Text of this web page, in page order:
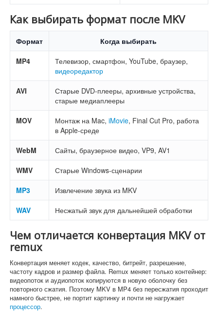
Как выбирать формат после MKV
Формат Когда выбирать
MP4
Телевизор, смартфон, YouTube, браузер,
видеоредактор
AVI
Старые DVD-плееры, архивные устройства,
старые медиаплееры
MOV Монтаж на Mac, iMovie, Final Cut Pro, работа
в Apple-среде
WebM Сайты, браузерное видео, VP9, AV1
WMV Старые Windows-сценарии
MP3 Извлечение звука из MKV
WAV Несжатый звук для дальнейшей обработки
Чем отличается конвертация MKV от
remux
Конвертация меняет кодек, качество, битрейт, разрешение,
частоту кадров и размер файла. Remux меняет только контейнер:
видеопоток и аудиопоток копируются в новую оболочку без
повторного сжатия. Поэтому MKV в MP4 без пересжатия проходит
намного быстрее, не портит картинку и почти не нагружает
процессор.